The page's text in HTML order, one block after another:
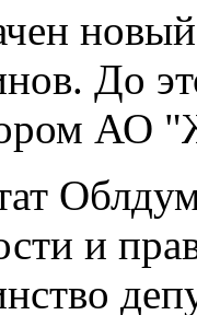
До
АО
и